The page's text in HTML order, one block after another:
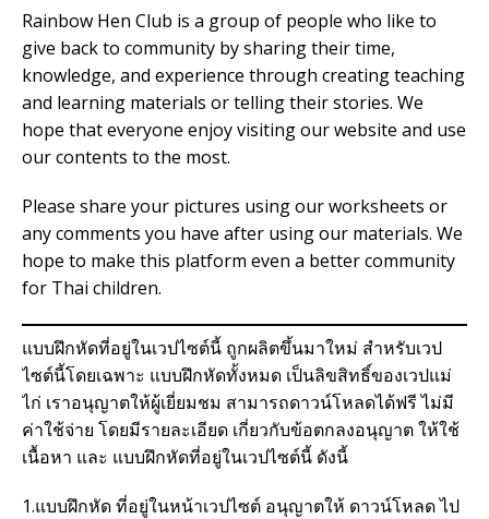
Rainbow Hen Club is a group of people who like to
give back to community by sharing their time,
knowledge, and experience through creating teaching
and learning materials or telling their stories. We
hope that everyone enjoy visiting our website and use
our contents to the most.
Please share your pictures using our worksheets or
any comments you have after using our materials. We
hope to make this platform even a better community
for Thai children.
แบบฝึกหัดที่อยู่ในเวปไซต์นี้ ถูกผลิตขึ้นมาใหม่ สำหรับเวป
ไซต์นี้โดยเฉพาะ แบบฝึกหัดทั้งหมด เป็นลิขสิทธิ์ของเวปแม่
ไก่ เราอนุญาตให้ผู้เยี่ยมชม สามารถดาวน์โหลดได้ฟรี ไม่มี
ค่าใช้จ่าย โดยมีรายละเอียด เกี่ยวกับข้อตกลงอนุญาต ให้ใช้
เนื้อหา และ แบบฝึกหัดที่อยู่ในเวปไซต์นี้ ดังนี้
1.แบบฝึกหัด ที่อยู่ในหน้าเวปไซต์ อนุญาตให้ ดาวน์โหลด ไป